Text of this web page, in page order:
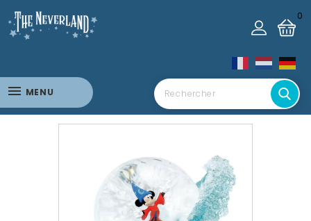
0
MENU